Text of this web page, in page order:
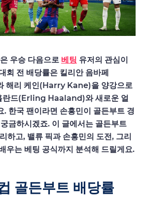
우승 다음으로 베팅 유저의 관심이
회 전 배당률은 킬리안 음바페
리 케인(Harry Kane)을 양강으로
란드(Erling Haaland)와 새로운 얼
. 한국 팬이라면 손흥민이 골든부트 경
금하시겠죠. 이 글에서는 골든부트
하고, 밸류 픽과 손흥민의 도전, 그리
우는 베팅 공식까지 분석해 드릴게요.
골든부트 배당률